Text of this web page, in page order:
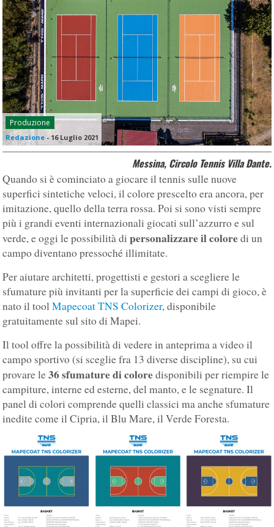
Produzione
Redazione - 16 Luglio 2021
Messina, Circolo Tennis Villa Dante.
Quando si è cominciato a giocare il tennis sulle nuove
superfici sintetiche veloci, il colore prescelto era ancora, per
imitazione, quello della terra rossa. Poi si sono visti sempre
più i grandi eventi internazionali giocati sull’azzurro e sul
verde, e oggi le possibilità dipersonalizzare il coloredi un
campo diventano pressoché illimitate.
Per aiutare architetti, progettisti e gestori a scegliere le
sfumature più invitanti per la superficie dei campi di gioco, è
nato il toolMapecoat TNS Colorizer, disponibile
gratuitamente sul sito di Mapei.
Il tool offre la possibilità di vedere in anteprima a video il
campo sportivo (si sceglie fra 13 diverse discipline), su cui
provare le36 sfumature di coloredisponibili per riempire le
campiture, interne ed esterne, del manto, e le segnature. Il
panel di colori comprende quelli classici ma anche sfumature
inedite come il Cipria, il Blu Mare, il Verde Foresta.